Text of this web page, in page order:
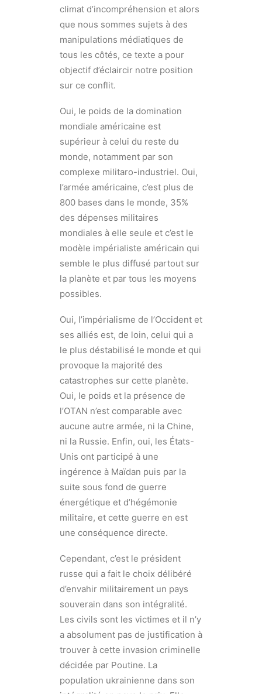
climat d’incompréhension et alors
que nous sommes sujets à des
manipulations médiatiques de
tous les côtés, ce texte a pour
objectif d’éclaircir notre position
sur ce conflit.
Oui, le poids de la domination
mondiale américaine est
supérieur à celui du reste du
monde, notamment par son
complexe militaro-industriel. Oui,
l’armée américaine, c’est plus de
800 bases dans le monde, 35%
des dépenses militaires
mondiales à elle seule et c’est le
modèle impérialiste américain qui
semble le plus diffusé partout sur
la planète et par tous les moyens
possibles.
Oui, l’impérialisme de l’Occident et
ses alliés est, de loin, celui qui a
le plus déstabilisé le monde et qui
provoque la majorité des
catastrophes sur cette planète.
Oui, le poids et la présence de
l’OTAN n’est comparable avec
aucune autre armée, ni la Chine,
ni la Russie. Enfin, oui, les États-
Unis ont participé à une
ingérence à Maïdan puis par la
suite sous fond de guerre
énergétique et d’hégémonie
militaire, et cette guerre en est
une conséquence directe.
Cependant, c’est le président
russe qui a fait le choix délibéré
d’envahir militairement un pays
souverain dans son intégralité.
Les civils sont les victimes et il n’y
a absolument pas de justification à
trouver à cette invasion criminelle
décidée par Poutine. La
population ukrainienne dans son